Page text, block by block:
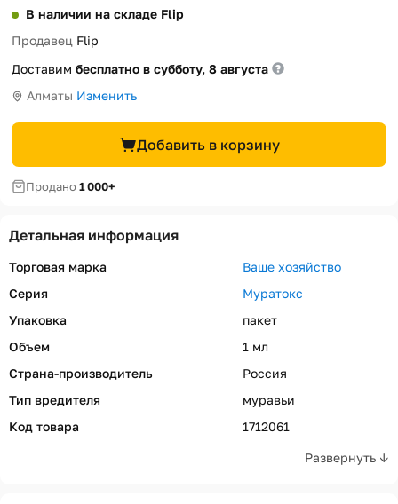
В наличии на складе Flip
Продавец Flip
Доставим бесплатно в субботу, 8 августа
Алматы Изменить
Добавить в корзину
Продано1 000+
Детальная информация
Развернуть ↓
Торговая марка
Ваше хозяйство
Серия
Муратокс
Упаковка
пакет
Объем
1 мл
Страна-производитель
Россия
Тип вредителя
муравьи
Код товара
1712061